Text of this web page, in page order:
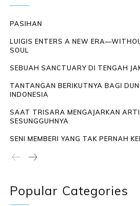
PASIHAN
LUIGIS ENTERS A NEW
SOUL
SEBUAH SANCTUARY DI TENGAH
TANTANGAN BERIKUTNYA BAGI
INDONESIA
SAAT TRISARA MENGAJARKAN
SESUNGGUHNYA
SENI MEMBERI YANG TAK PERNAH
Popular Categories